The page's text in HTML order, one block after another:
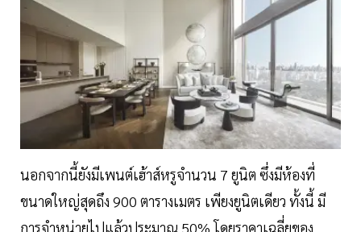
นอกจากนี้ยังมีเพนต์เฮ้าส์หรูจำนวน 7 ยูนิต ซึ่งมีห้องที่
ขนาดใหญ่สุดถึง 900 ตารางเมตร เพียงยูนิตเดียว ทั้งนี้ มี
การจำหน่ายไปแล้วประมาณ 50% โดยราคาเฉลี่ยของ